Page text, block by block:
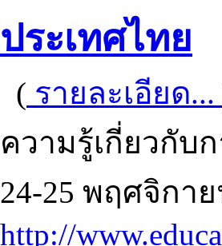
ประเทศไทย
( รายละเอียด...
ความรู้เกี่ยวกับ
24-25 พฤศจิกา
http://